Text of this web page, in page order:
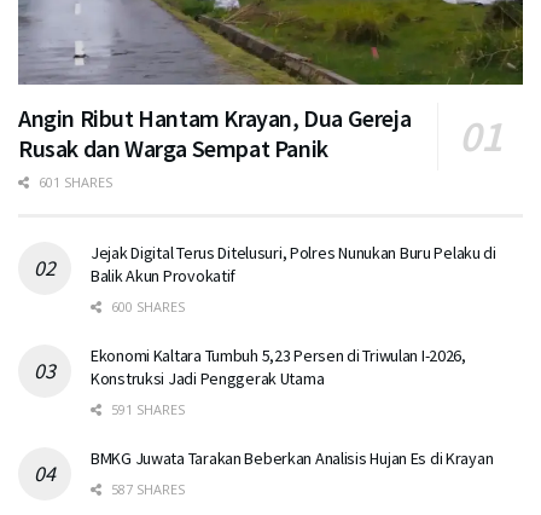
Angin Ribut Hantam Krayan, Dua Gereja
Rusak dan Warga Sempat Panik
601 SHARES
Jejak Digital Terus Ditelusuri, Polres Nunukan Buru Pelaku di
Balik Akun Provokatif
600 SHARES
Ekonomi Kaltara Tumbuh 5,23 Persen di Triwulan I-2026,
Konstruksi Jadi Penggerak Utama
591 SHARES
BMKG Juwata Tarakan Beberkan Analisis Hujan Es di Krayan
587 SHARES